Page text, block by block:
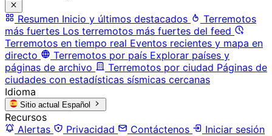
Resumen Inicio y últimos destacados
Terremotos
más fuertes Los terremotos más fuertes del feed
Terremotos en tiempo real Eventos recientes y mapa en
directo
Terremotos por país Explorar países y
páginas de archivo
Terremotos por ciudad Páginas de
ciudades con estadísticas sísmicas cercanas
Idioma
Sitio actual Español
Recursos
Alertas
Privacidad Contáctenos
Iniciar sesión